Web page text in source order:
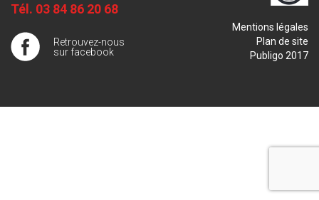
Tél. 03 84 86 20 68
Retrouvez-nous
sur facebook
Mentions légales
Plan de site
Publigo 2017